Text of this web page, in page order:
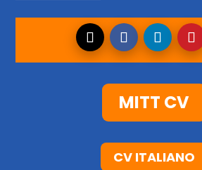
MITT CV
CV ITALIANO